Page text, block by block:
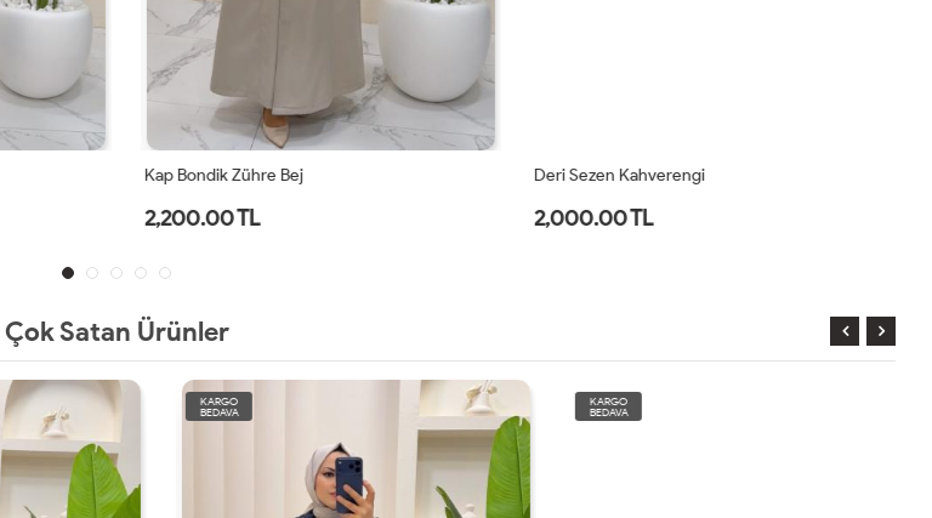
Kap Bondik Zühre Bej
2,200.00 TL
Deri Sezen Kahverengi
2,000.00 TL
Çok Satan Ürünler